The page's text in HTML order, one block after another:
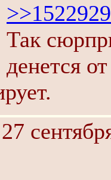
>>1522929
Так
денется